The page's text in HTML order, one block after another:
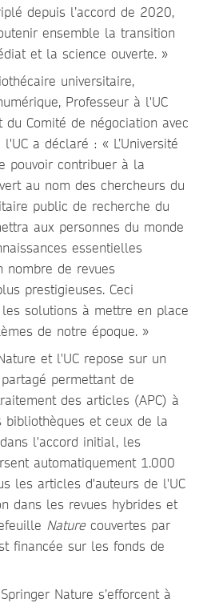
depuis l’accord de 2020,
ensemble la transition
et la science ouverte. »
universitaire,
Professeur à l'UC
du Comité de négociation avec
a déclaré : « L’Université
pouvoir contribuer à la
au nom des chercheurs du
public de recherche du
aux personnes du monde
essentielles
nombre de revues
prestigieuses. Ceci
les solutions à mettre en place
de notre époque. »
et l'UC repose sur un
permettant de
des articles (APC) à
et ceux de la
l'accord initial, les
automatiquement 1.000
les articles d'auteurs de l'UC
dans les revues hybrides et
Naturecouvertes par
financée sur les fonds de
Nature s’efforcent à